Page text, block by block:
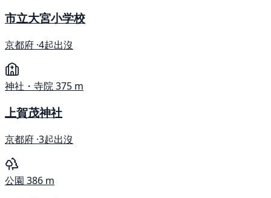
市立大宮小学校
京都府 ·4起出沒
神社・寺院375 m
上賀茂神社
京都府 ·3起出沒
公園 386 m